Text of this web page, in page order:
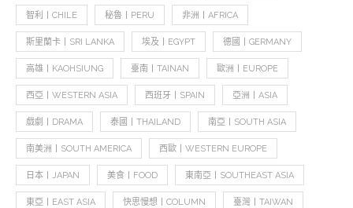
智利丨CHILE 秘魯丨PERU 非洲丨AFRICA
斯里蘭卡丨SRI LANKA 埃及丨EGYPT 德國丨GERMANY
高雄丨KAOHSIUNG 臺南丨TAINAN 歐洲丨EUROPE
西亞丨WESTERN ASIA 西班牙丨SPAIN 亞洲丨ASIA
戲劇丨DRAMA 泰國丨THAILAND 南亞丨SOUTH ASIA
南美洲丨SOUTH AMERICA 西歐丨WESTERN EUROPE
日本丨JAPAN 美食丨FOOD 東南亞丨SOUTHEAST ASIA
東亞丨EAST ASIA 快思慢想丨COLUMN 臺灣丨TAIWAN